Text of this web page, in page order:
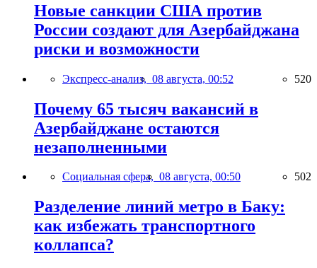
Новые санкции США против
России создают для Азербайджана
риски и возможности
Экспресс-анализ, 08 августа, 00:52 520
Почему 65 тысяч вакансий в
Азербайджане остаются
незаполненными
Социальная сфера, 08 августа, 00:50 502
Разделение линий метро в Баку:
как избежать транспортного
коллапса?